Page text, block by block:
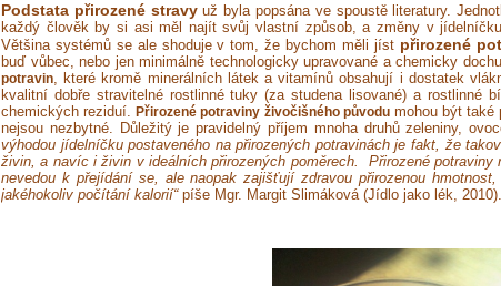
Podstata přirozené stravy už byla popsána ve spoustě literatury.
každý člověk by si asi měl najít svůj vlastní způsob, a změny v
Většina systémů se ale shoduje v tom, že bychom měli jíst přirozené
buď vůbec, nebo jen minimálně technologicky upravované a chemicky
potravin, které kromě minerálních látek a vitamínů obsahují i dostatek
kvalitní dobře stravitelné rostlinné tuky (za studena lisované) a rostlinné
chemických reziduí.Přirozené potraviny živočišného původumohou být také
nejsou nezbytné. Důležitý je pravidelný příjem mnoha druhů zeleniny,
výhodou jídelníčku postaveného na přirozených potravinách je fakt, že
živin, a navíc i živin v ideálních přirozených poměrech. Přirozené potraviny
nevedou k přejídání se, ale naopak zajišťují zdravou přirozenou
jakéhokoliv počítání kalorií“píše Mgr. Margit Slimáková (Jídlo jako lék, 2010).